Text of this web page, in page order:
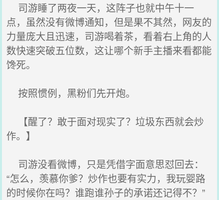
司游睡了两夜一天，这阵子也就中午十一
点，虽然没有微博通知，但是果不其然，网友的
力量庞大且迅速，司游喝着茶，看着右上角的人
数快速突破五位数，这让哪个新手主播来看都能
馋死。
按照惯例，黑粉们先开炮。
【醒了？敢于面对现实了？垃圾东西就会炒
作。】
司游没看微博，只是凭借字面意思怼回去：
“怎么，羡慕你爹？炒作也要有实力，我玩婴路
的时候你在吗？谁跑谁孙子的承诺还记得不？”